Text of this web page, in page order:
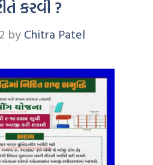
કરવી ?
by Chitra Patel